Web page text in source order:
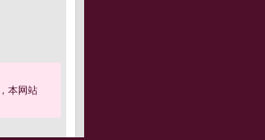
本网站